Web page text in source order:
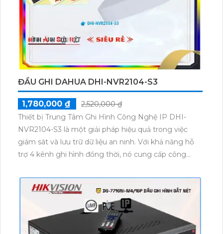
ĐẦU GHI DAHUA DHI-NVR2104-S3
1,780,000 ₫
2,520,000 ₫
Thiết bị Trung Tâm Ghi Hình Công Nghệ IP DHI-
NVR2104-S3 là một giải pháp hiệu quả trong việc
giám sát và lưu trữ dữ liệu an ninh. Với khả năng hỗ
trợ 4 kênh ghi hình đồng thời, nó cung cấp công
được trang bị các tính năng thông minh như chuyển
động phát hiện, bảo mật mạng và xem từ xa. Với
thiết kế nhỏ gọn, nó dễ dàng lắp đặt và vận hành.
Đây là sự lựa chọn hoàn hảo cho các hệ thống giám
sát an ninh hiện đại.